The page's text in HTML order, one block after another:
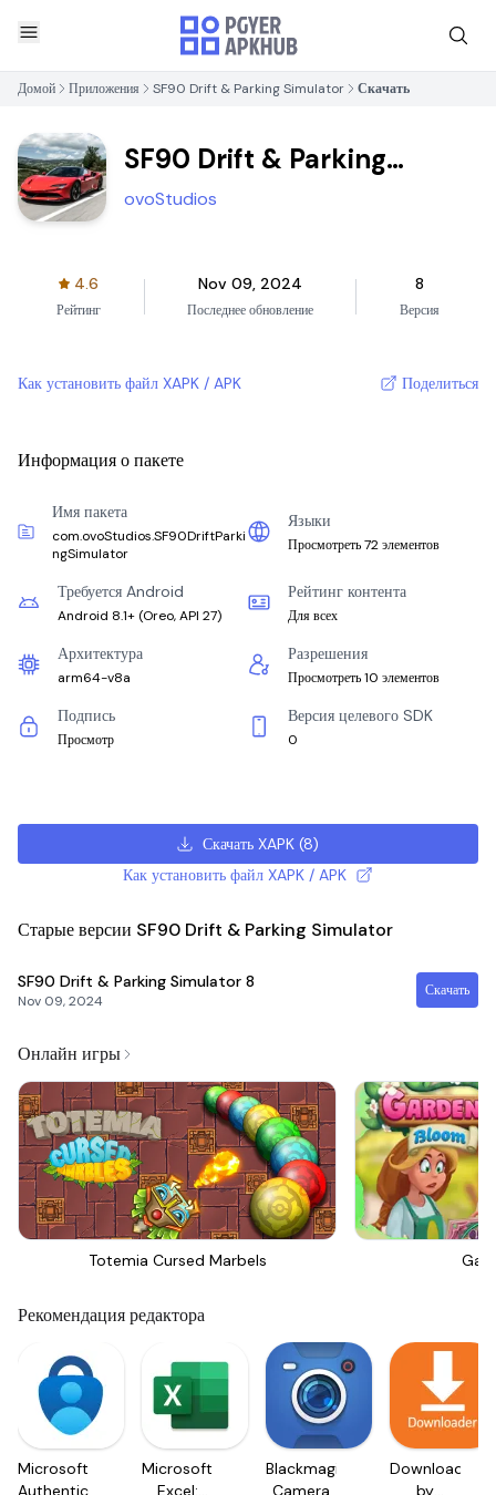
Домой Приложения SF90 Drift & Parking Simulator Скачать
SF90 Drift & Parking
Simulator
ovoStudios
4.6
Рейтинг
Nov 09, 2024
Последнее обновление
8
Версия
Как установить файл XAPK / APK Поделиться
Информация о пакете
Имя пакета
com.ovoStudios.SF90DriftParki
ngSimulator
Языки
Просмотреть 72 элементов
Требуется Android
Android 8.1+ (Oreo, API 27)
Рейтинг контента
Для всех
Архитектура
arm64-v8a
Разрешения
Просмотреть 10 элементов
Подпись
Просмотр
Версия целевого SDK
0
Скачать XAPK (8)
Как установить файл XAPK / APK
Старые версии SF90 Drift & Parking Simulator
SF90 Drift & Parking Simulator 8
Nov 09, 2024
Скачать
Онлайн игры
Totemia Cursed Marbels
Рекомендация редактора
Microsoft
Authenticator
Microsoft
Excel:
Blackmagic
Camera
Downloader
by